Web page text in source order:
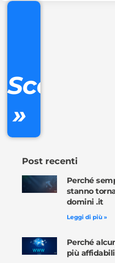
Scopri
»
Post recenti
Perché
stanno
domini .it
Leggi di più »
Perché
più